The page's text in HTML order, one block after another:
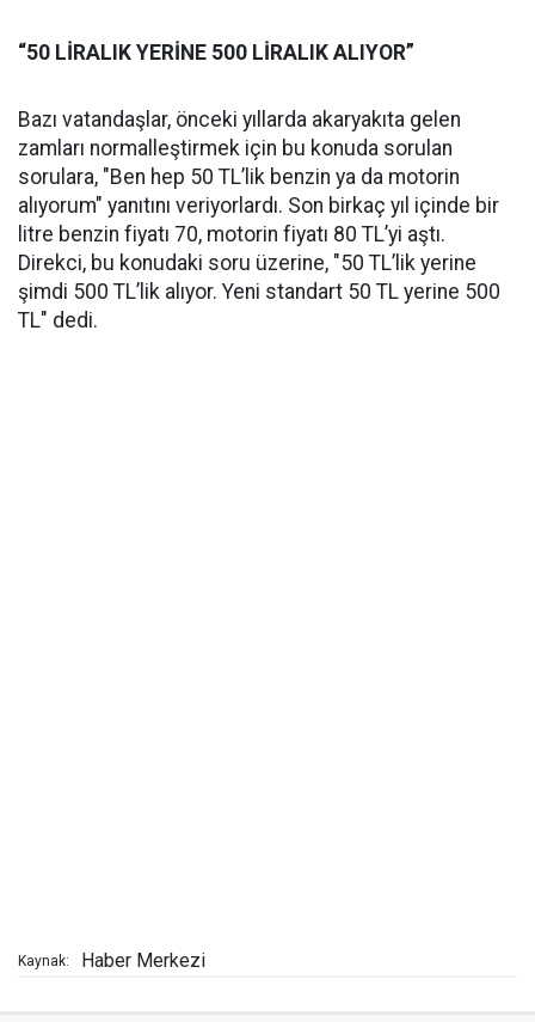
“50 LİRALIK YERİNE 500 LİRALIK ALIYOR”
Bazı vatandaşlar, önceki yıllarda akaryakıta gelen
zamları normalleştirmek için bu konuda sorulan
sorulara, "Ben hep 50 TL’lik benzin ya da motorin
alıyorum" yanıtını veriyorlardı. Son birkaç yıl içinde bir
litre benzin fiyatı 70, motorin fiyatı 80 TL’yi aştı.
Direkci, bu konudaki soru üzerine, "50 TL’lik yerine
şimdi 500 TL’lik alıyor. Yeni standart 50 TL yerine 500
TL" dedi.
Kaynak: Haber Merkezi